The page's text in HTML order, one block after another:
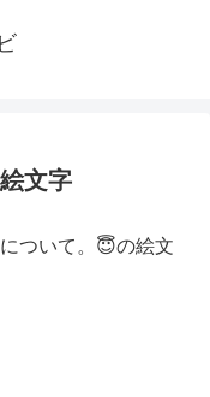
文字
ついて。😇の絵文